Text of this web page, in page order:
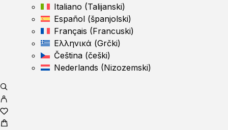
Italiano (Talijanski)
Español (španjolski)
Français (Francuski)
Ελληνικά (Grčki)
Čeština (češki)
Nederlands (Nizozemski)